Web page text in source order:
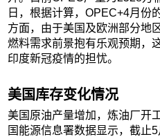
日，根据计算，OPEC+4月份
方面，由于美国及欧洲部分地
燃料需求前景抱有乐观预期，
印度新冠疫情的担忧。
美国库存变化情况
美国原油产量增加，炼油厂开
国能源信息署数据显示，截止